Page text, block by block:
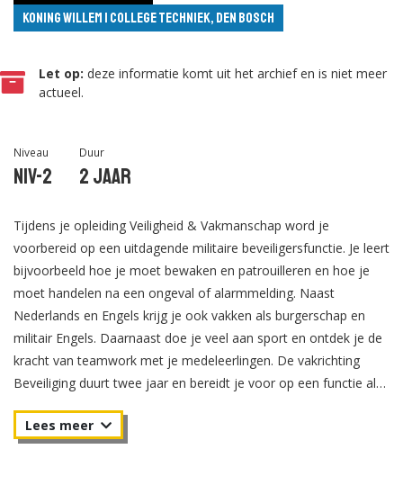
Koning Willem I College Techniek, Den Bosch
Let op: deze informatie komt uit het archief en is niet meer
actueel.
Niveau
Niv-2
Duur
2 jaar
Tijdens je opleiding Veiligheid & Vakmanschap word je
voorbereid op een uitdagende militaire beveiligersfunctie. Je leert
bijvoorbeeld hoe je moet bewaken en patrouilleren en hoe je
moet handelen na een ongeval of alarmmelding. Naast
Nederlands en Engels krijg je ook vakken als burgerschap en
militair Engels. Daarnaast doe je veel aan sport en ontdek je de
kracht van teamwork met je medeleerlingen. De vakrichting
Beveiliging duurt twee jaar en bereidt je voor op een functie als
De toelatingseis voor de opleiding is een VMBO-diploma.